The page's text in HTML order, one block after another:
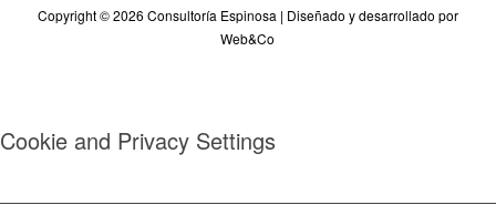
Copyright © 2026 Consultoría Espinosa | Diseñado y desarrollado por
Web&Co
Cookie and Privacy Settings